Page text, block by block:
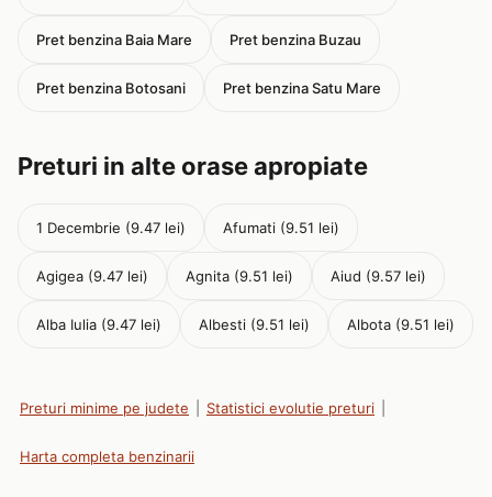
Pret benzina Baia Mare Pret benzina Buzau
Pret benzina Botosani Pret benzina Satu Mare
Preturi in alte orase apropiate
1 Decembrie (9.47 lei) Afumati (9.51 lei)
Agigea (9.47 lei) Agnita (9.51 lei) Aiud (9.57 lei)
Alba Iulia (9.47 lei) Albesti (9.51 lei) Albota (9.51 lei)
Preturi minime pe judete Statistici evolutie preturi
Harta completa benzinarii